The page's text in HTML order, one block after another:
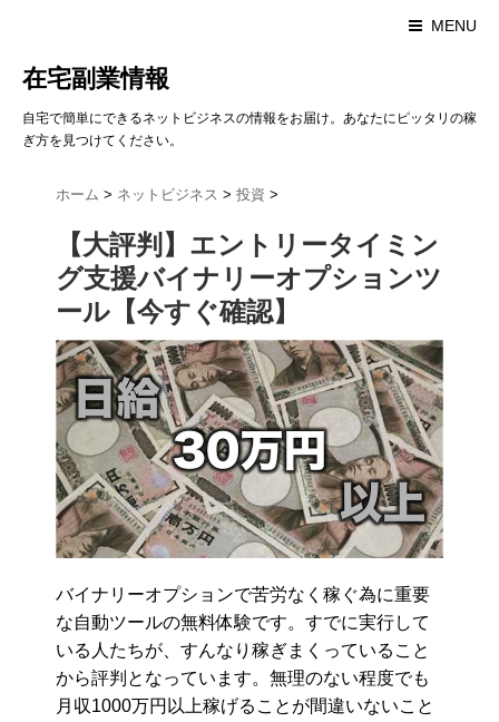
MENU
在宅副業情報
自宅で簡単にできるネットビジネスの情報をお届け。あなたにピッタリの稼
ぎ方を見つけてください。
ホーム > ネットビジネス > 投資 >
【大評判】エントリータイミン
グ支援バイナリーオプションツ
ール【今すぐ確認】
バイナリーオプションで苦労なく稼ぐ為に重要
な自動ツールの無料体験です。すでに実行して
いる人たちが、すんなり稼ぎまくっていること
から評判となっています。無理のない程度でも
月収1000万円以上稼げることが間違いないこと